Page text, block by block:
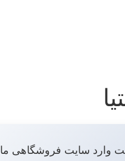
وارد سایت فروشگاهی ما